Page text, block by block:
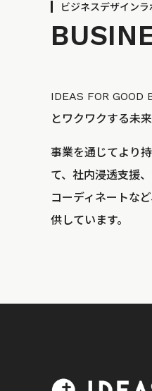
ビジネスデザインラ
IDEAS FOR
とワクワクする未
事業を通じてより
て、社内浸透支援
コーディネートな
供しています。